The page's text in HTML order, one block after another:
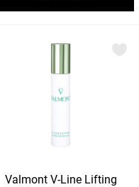
Valmont V-Line Lifting